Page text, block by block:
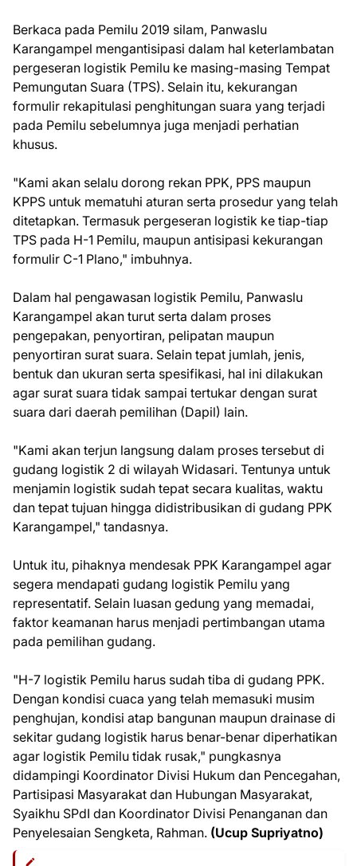
Berkaca pada Pemilu 2019 silam, Panwaslu
Karangampel mengantisipasi dalam hal keterlambatan
pergeseran logistik Pemilu ke masing-masing Tempat
Pemungutan Suara (TPS). Selain itu, kekurangan
formulir rekapitulasi penghitungan suara yang terjadi
pada Pemilu sebelumnya juga menjadi perhatian
khusus.
"Kami akan selalu dorong rekan PPK, PPS maupun
KPPS untuk mematuhi aturan serta prosedur yang telah
ditetapkan. Termasuk pergeseran logistik ke tiap-tiap
TPS pada H-1 Pemilu, maupun antisipasi kekurangan
formulir C-1 Plano," imbuhnya.
Dalam hal pengawasan logistik Pemilu, Panwaslu
Karangampel akan turut serta dalam proses
pengepakan, penyortiran, pelipatan maupun
penyortiran surat suara. Selain tepat jumlah, jenis,
bentuk dan ukuran serta spesifikasi, hal ini dilakukan
agar surat suara tidak sampai tertukar dengan surat
suara dari daerah pemilihan (Dapil) lain.
"Kami akan terjun langsung dalam proses tersebut di
gudang logistik 2 di wilayah Widasari. Tentunya untuk
menjamin logistik sudah tepat secara kualitas, waktu
dan tepat tujuan hingga didistribusikan di gudang PPK
Karangampel," tandasnya.
Untuk itu, pihaknya mendesak PPK Karangampel agar
segera mendapati gudang logistik Pemilu yang
representatif. Selain luasan gedung yang memadai,
faktor keamanan harus menjadi pertimbangan utama
pada pemilihan gudang.
"H-7 logistik Pemilu harus sudah tiba di gudang PPK.
Dengan kondisi cuaca yang telah memasuki musim
penghujan, kondisi atap bangunan maupun drainase di
sekitar gudang logistik harus benar-benar diperhatikan
agar logistik Pemilu tidak rusak," pungkasnya
didampingi Koordinator Divisi Hukum dan Pencegahan,
Partisipasi Masyarakat dan Hubungan Masyarakat,
Syaikhu SPdI dan Koordinator Divisi Penanganan dan
Penyelesaian Sengketa, Rahman. (Ucup Supriyatno)